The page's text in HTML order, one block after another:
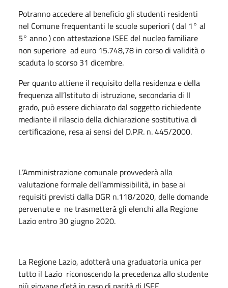
Potranno accedere al beneficio gli studenti residenti
nel Comune frequentanti le scuole superiori ( dal 1° al
5° anno ) con attestazione ISEE del nucleo familiare
non superiore ad euro 15.748,78 in corso di validità o
scaduta lo scorso 31 dicembre.
Per quanto attiene il requisito della residenza e della
frequenza all’Istituto di istruzione, secondaria di II
grado, può essere dichiarato dal soggetto richiedente
mediante il rilascio della dichiarazione sostitutiva di
certificazione, resa ai sensi del D.P.R. n. 445/2000.
L’Amministrazione comunale provvederà alla
valutazione formale dell’ammissibilità, in base ai
requisiti previsti dalla DGR n.118/2020, delle domande
pervenute e ne trasmetterà gli elenchi alla Regione
Lazio entro 30 giugno 2020.
La Regione Lazio, adotterà una graduatoria unica per
tutto il Lazio riconoscendo la precedenza allo studente